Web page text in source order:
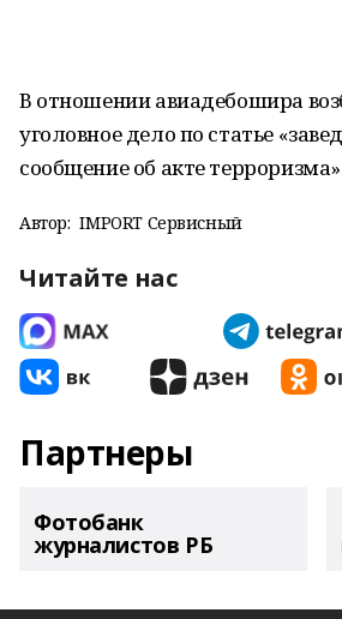
В отношении авиадебошира
уголовное дело по статье
сообщение об акте
Автор: IMPORT Сервисный
Читайте нас
Партнеры
Фотобанк
журналистов РБ